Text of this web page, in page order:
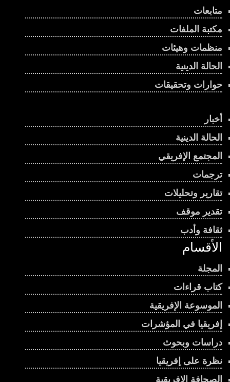
متابعات
مكتبة الملفات
منظمات وهيئات
الحالة الدينية
حوارات وتحقيقات
أخبار
الحالة الدينية
المجتمع الإفريقي
ترجمات
تقارير وتحليلات
تقدير موقف
ثقافة وأدب
الأقسام
المجلة
كتاب قراءات
الموسوعة الإفريقية
إفريقيا في المؤشرات
دراسات وبحوث
نظرة على إفريقيا
الصحافة الإفريقية